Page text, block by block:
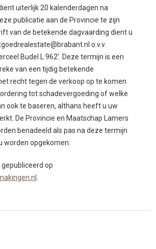
uiterlijk 20 kalenderdagen na
publicatie aan de Provincie te zijn
van de betekende dagvaarding dient u
o.v.v.
Budel L 962’. Deze termijn is een
van een tijdig betekende
recht tegen de verkoop op te komen
tot schadevergoeding of welke
ook te baseren, althans heeft u uw
De Provincie en Maatschap Lamers
benadeeld als pas na deze termijn
worden opgekomen.
op